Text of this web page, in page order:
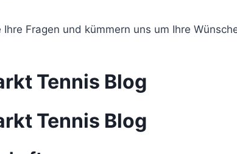
Fragen und kümmern uns um Ihre
Tennis Blog
Tennis Blog